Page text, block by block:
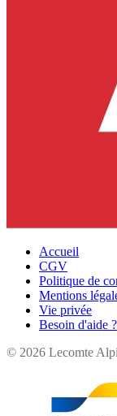
Accueil
CGV
Politique de
Mentions
Vie privée
Besoin d'aide ?
© 2026 Lecomte